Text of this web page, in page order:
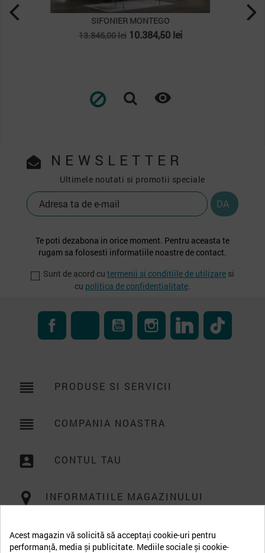
SIFONIER VALENCIA
Pret
5.352,00 lei Pret
4.014,00 lei

NEWSLETTER
Ultimele noutati si promotii speciale
Te poti dezabona in orice moment. Pentru aceasta te
rugam sa folosesti informatiile noastre de contact.
Sunt de acord cu termenii si conditiile de utilizare si
cu politica de confidentialitate
FacebookRSS YouTube InstagramLinkedIn
reorder PRODUSE SI SERVICII
reorder COMPANIA NOASTRA
account_box CONTUL TAU
INFORMATIILE MAGAZINULUI
Acest magazin vă solicită să acceptați cookie-uri pentru
performanță, media și publicitate. Mediile sociale și cookie-